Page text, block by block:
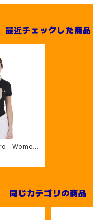
最近チェックした商品
Wome
Tシャツ B
）
同じカテゴリの商品